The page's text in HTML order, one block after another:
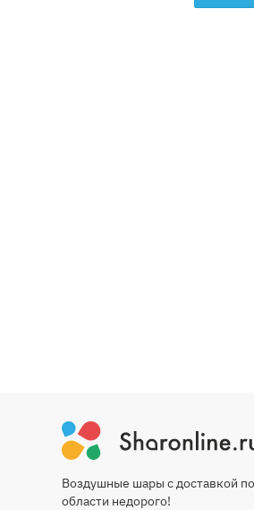
Воздушные шары с доставкой
области недорого!